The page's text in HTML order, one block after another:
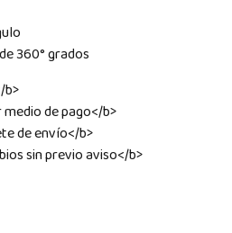
360° grados
b>
de pago</b>
de envío</b>
sin previo aviso</b>